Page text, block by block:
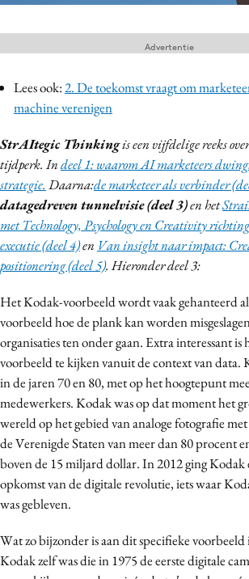
Partners
Artificial Intelligence
Bureaus
Campagnes
Carriere
Contentmarketing
Craft
Customer Experience
Data & Insights
Design
Digital transformation
Diversiteit
Effectiviteit
Gedragsverandering
Influencer marketing
Interne communicatie
Media
Merkstrategie
Lees ook:2. De toekomst vraagt om
machine verenigen
StrAItegic Thinkingis een vijfdelige reeks
tijdperk. Indeel 1: waarom AI marketeers
strategie. Daarna:de marketeer als verbinder
datagedreven tunnelvisie (deel 3)en het
met Technology, Psychology en Creativity
executie (deel 4)en Van insight naar impact:
positionering (deel 5). Hieronder deel 3:
Het Kodak-voorbeeld wordt vaak gehanteerd
voorbeeld hoe de plank kan worden
organisaties ten onder gaan. Extra interessant
voorbeeld te kijken vanuit de context van data.
in de jaren 70 en 80, met op het hoogtepunt
medewerkers. Kodak was op dat moment het
wereld op het gebied van analoge fotografie
de Verenigde Staten van meer dan 80 procent
boven de 15 miljard dollar. In 2012 ging
opkomst van de digitale revolutie, iets waar
was gebleven.
Wat zo bijzonder is aan dit specifieke
Kodak zelf was die in 1975 de eerste digitale
Advertentie